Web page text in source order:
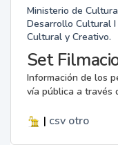
Ministerio de
Desarrollo Cultural
Cultural y Creativo.
Set
Información de los
vía pública a través
| csv otro